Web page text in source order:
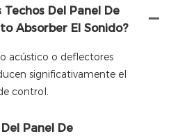
Techos Del Panel De
Absorber El Sonido?
acústico o deflectores
significativamente el
control.
Panel De